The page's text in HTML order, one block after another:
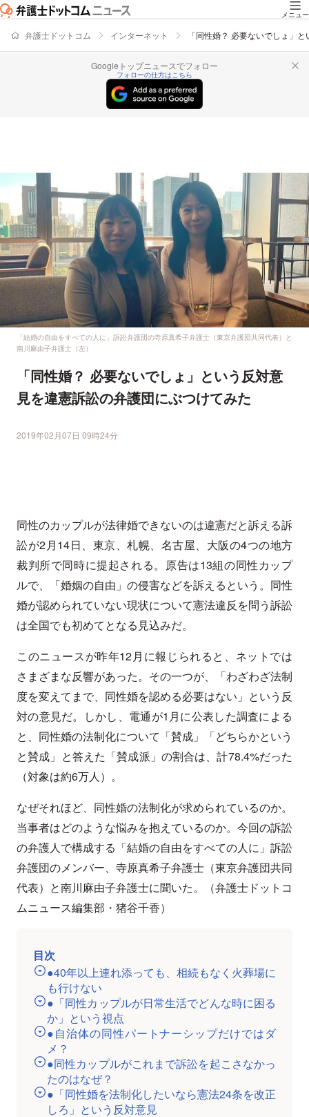
メニュー
弁護士ドットコム インターネット 「同性婚？ 必要ないでしょ」
Googleトップニュースでフォロー
フォローの仕方はこちら
「結婚の自由をすべての人に」訴訟弁護団の寺原真希子弁護士（東京弁護団共同代表）と
南川麻由子弁護士（左）
「同性婚？ 必要ないでしょ」という反対意
見を違憲訴訟の弁護団にぶつけてみた
2019年02月07日 09時24分
同性のカップルが法律婚できないのは違憲だと訴える訴
訟が2月14日、東京、札幌、名古屋、大阪の4つの地方
裁判所で同時に提起される。原告は13組の同性カップ
ルで、「婚姻の自由」の侵害などを訴えるという。同性
婚が認められていない現状について憲法違反を問う訴訟
は全国でも初めてとなる見込みだ。
このニュースが昨年12月に報じられると、ネットでは
さまざまな反響があった。その一つが、「わざわざ法制
度を変えてまで、同性婚を認める必要はない」という反
対の意見だ。しかし、電通が1月に公表した調査による
と、同性婚の法制化について「賛成」「どちらかという
と賛成」と答えた「賛成派」の割合は、計78.4%だった
（対象は約6万人）。
なぜそれほど、同性婚の法制化が求められているのか。
当事者はどのような悩みを抱えているのか。今回の訴訟
の弁護人で構成する「結婚の自由をすべての人に」訴訟
弁護団のメンバー、寺原真希子弁護士（東京弁護団共同
代表）と南川麻由子弁護士に聞いた。（弁護士ドットコ
ムニュース編集部・猪谷千香）
目次
●40年以上連れ添っても、相続もなく火葬場に
も行けない
●「同性カップルが日常生活でどんな時に困る
か」という視点
●自治体の同性パートナーシップだけではダ
メ？
●同性カップルがこれまで訴訟を起こさなかっ
たのはなぜ？
●「同性婚を法制化したいなら憲法24条を改正
しろ」という反対意見